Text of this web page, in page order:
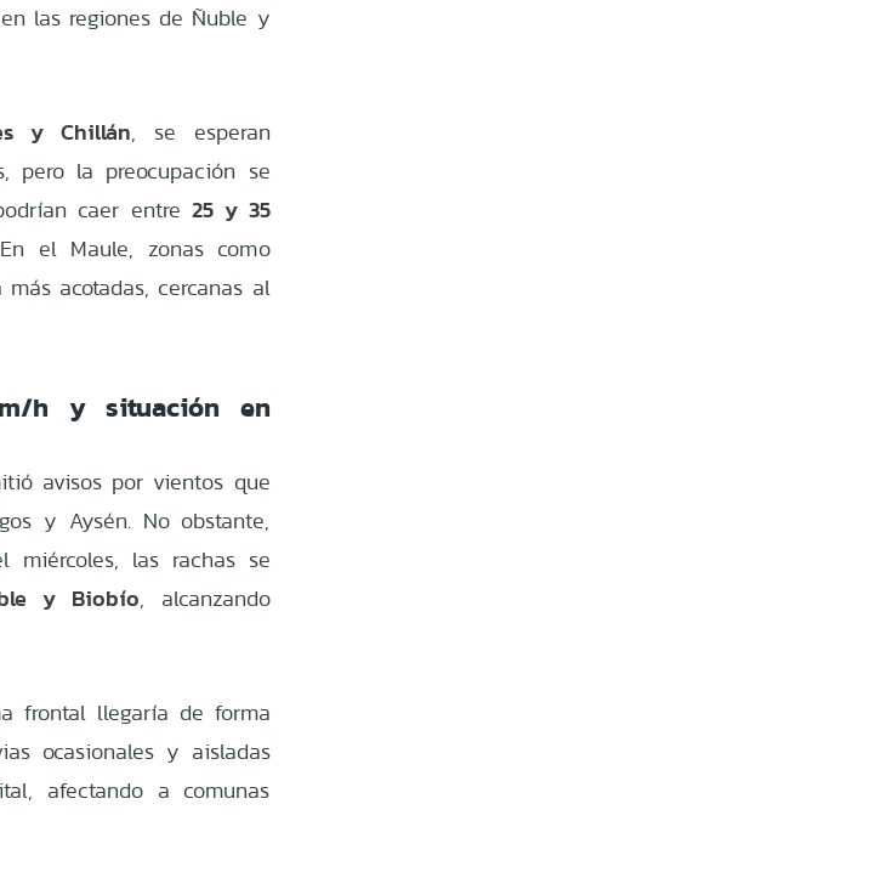
las regiones de Ñuble y
y Chillán, se esperan
la preocupación se
caer entre25 y 35
el Maule, zonas como
acotadas, cercanas al
h y situación en
avisos por vientos que
y Aysén. No obstante,
las rachas se
y Biobío, alcanzando
frontal llegaría de forma
ocasionales y aisladas
afectando a comunas